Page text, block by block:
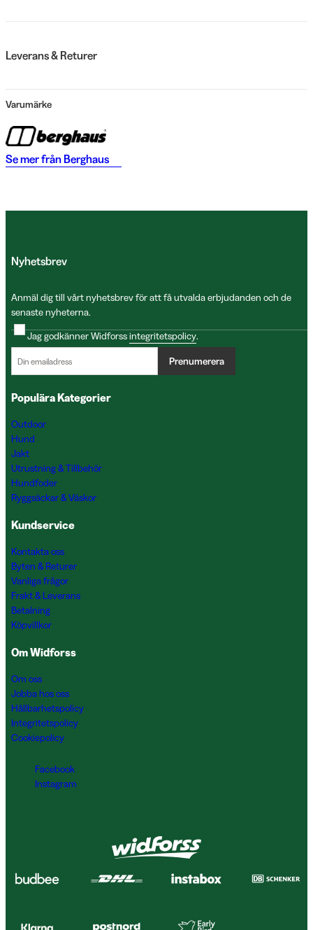
Leverans & Returer
Varumärke
Se mer från Berghaus
Nyhetsbrev
Anmäl dig till vårt nyhetsbrev för att få utvalda erbjudanden och de
senaste nyheterna.
Jag godkänner Widforssintegritetspolicy.
Prenumerera
Populära Kategorier
Outdoor
Hund
Jakt
Utrustning & Tillbehör
Hundfoder
Ryggsäckar & Väskor
Kundservice
Kontakta oss
Byten & Returer
Vanliga frågor
Frakt & Leverans
Betalning
Köpvillkor
Om Widforss
Om oss
Jobba hos oss
Hållbarhetspolicy
Integritetspolicy
Cookiepolicy
Facebook
Instagram